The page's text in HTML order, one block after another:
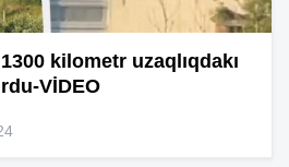
kilometr uzaqlıqdakı
VİDEO